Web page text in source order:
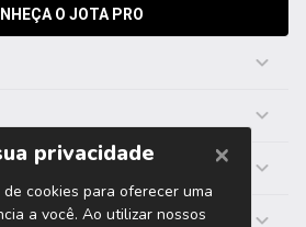
O JOTA PRO